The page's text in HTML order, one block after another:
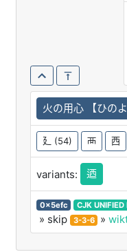
火の用心 【ひのよ
廴 (54) 襾 西
variants: 迺
0x5efc CJK UNIFIED
» skip
3-3-6 »